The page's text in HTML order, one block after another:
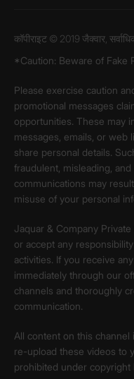
कॉपीराइट © 2019 जैक्वार,
*Caution: Beware of Fake
Please exercise caution
promotional messages
opportunities. These may
messages, emails, or web
share personal details.
fraudulent, misleading,
communications may
misuse of your personal
Jaquar & Company
or accept any
activities. If you receive
immediately through our
channels and thoroughly
communication.
All content on this
re-upload these videos to
prohibited under copyright